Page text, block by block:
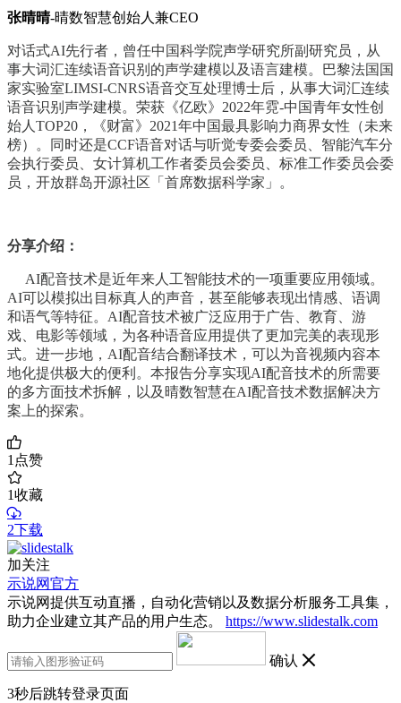
张晴晴-晴数智慧创始人兼CEO
对话式AI先行者，曾任中国科学院声学研究所副研究员，从
事大词汇连续语音识别的声学建模以及语言建模。巴黎法国国
家实验室LIMSI-CNRS语音交互处理博士后，从事大词汇连续
语音识别声学建模。荣获《亿欧》2022年霓-中国青年女性创
始人TOP20，《财富》2021年中国最具影响力商界女性（未来
榜）。同时还是CCF语音对话与听觉专委会委员、智能汽车分
会执行委员、女计算机工作者委员会委员、标准工作委员会委
员，开放群岛开源社区「首席数据科学家」。
分享介绍：
AI配音技术是近年来人工智能技术的一项重要应用领域。
AI可以模拟出目标真人的声音，甚至能够表现出情感、语调
和语气等特征。AI配音技术被广泛应用于广告、教育、游
戏、电影等领域，为各种语音应用提供了更加完美的表现形
式。进一步地，AI配音结合翻译技术，可以为音视频内容本
地化提供极大的便利。本报告分享实现AI配音技术的所需要
的多方面技术拆解，以及晴数智慧在AI配音技术数据解决方
案上的探索。
1点赞
1收藏
2下载
加关注
示说网官方
示说网提供互动直播，自动化营销以及数据分析服务工具集，
助力企业建立其产品的用户生态。
https://www.slidestalk.com
确认
3秒后跳转登录页面